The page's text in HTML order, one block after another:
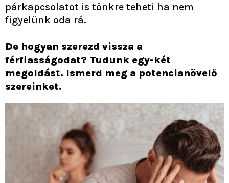
párkapcsolatot is tönkre teheti ha nem
figyelünk oda rá.
De hogyan szerezd vissza a
férfiasságodat? Tudunk egy-két
megoldást. Ismerd meg a potencianövelő
szereinket.